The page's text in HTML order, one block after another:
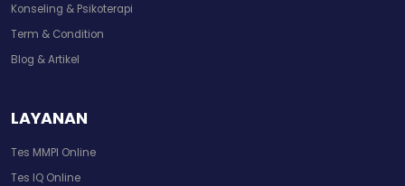
Konseling & Psikoterapi
Term & Condition
Blog & Artikel
LAYANAN
Tes MMPI Online
Tes IQ Online